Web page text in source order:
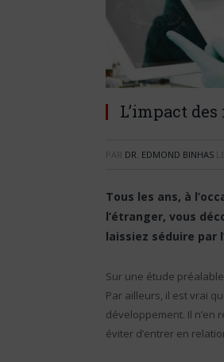
L’impact
PAR DR. EDMOND BINHAS LE
Tous les ans, à
l’étranger, vous
laissiez séduire par
Sur une étude
Par ailleurs, il est vrai
développement. Il n’en
éviter d’entrer en